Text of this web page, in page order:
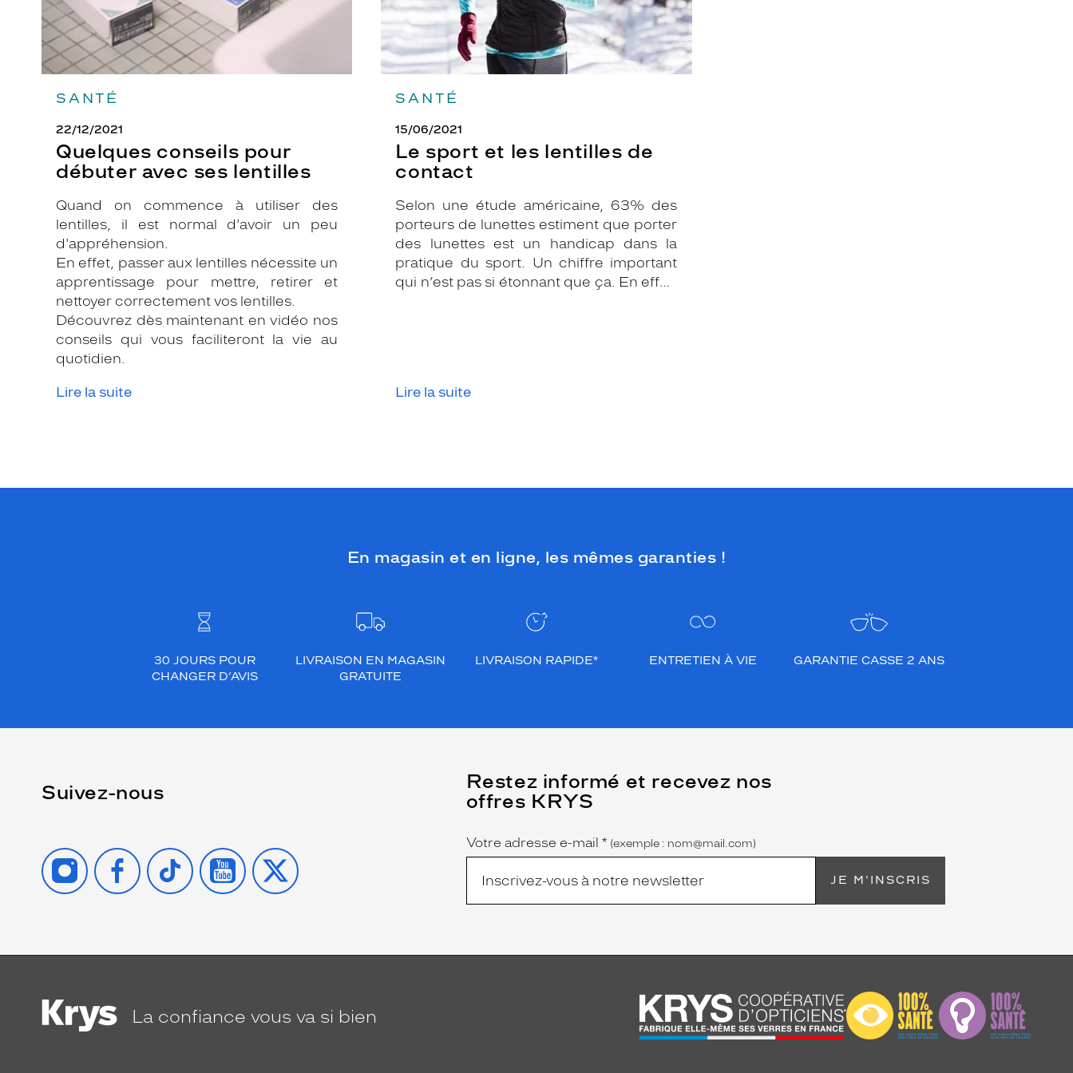
SANTÉ
22/12/2021
Quelques conseils pour
débuter avec ses lentilles
Quand on commence à utiliser des
lentilles, il est normal d'avoir un peu
d'appréhension.
En effet, passer aux lentilles nécessite un
apprentissage pour mettre, retirer et
nettoyer correctement vos lentilles.
Découvrez dès maintenant en vidéo nos
conseils qui vous faciliteront la vie au
quotidien.
Lire la suite
SANTÉ
15/06/2021
Le sport et les lentilles de
contact
Selon une étude américaine, 63% des
porteurs de lunettes estiment que porter
des lunettes est un handicap dans la
pratique du sport. Un chiffre important
qui n’est pas si étonnant que ça. En effet,
Lire la suite
En magasin et en ligne, les mêmes garanties !
30 JOURS POUR
CHANGER D’AVIS
LIVRAISON EN MAGASIN
GRATUITE
LIVRAISON RAPIDE* ENTRETIEN À VIE GARANTIE CASSE 2 ANS
Suivez-nous
INSTAGRAMFACEBOOK
TIKTOK YOUTUBE
X
Restez informé et recevez nos
offres KRYS
Name
Votre adresse e-mail *
(Ce
champ
est
obligatoire)
(exemple : nom@mail.com)
JE M'INSCRIS
La confiance vous va si bien